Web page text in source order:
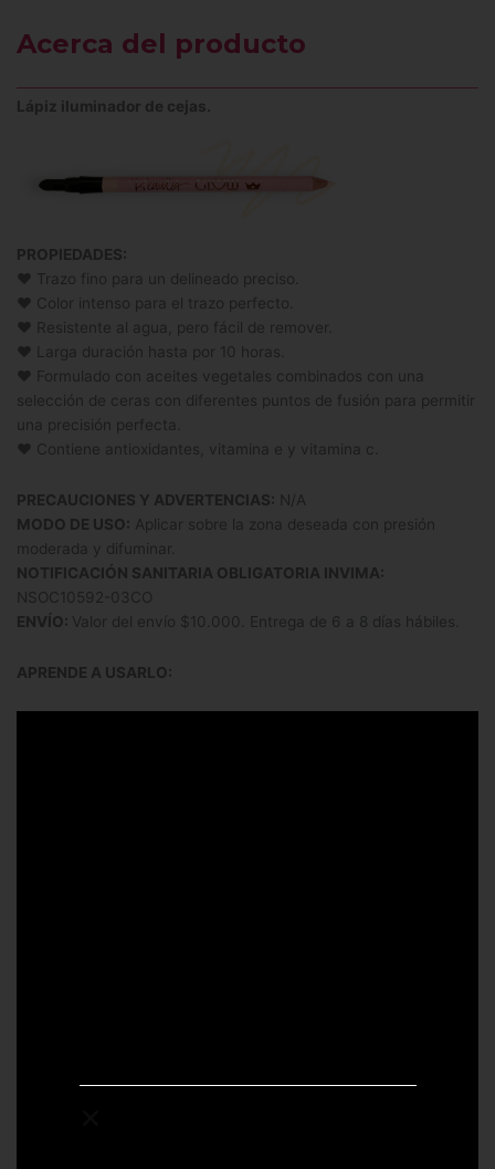
Acerca del producto
Lápiz iluminador de cejas.
PROPIEDADES:
♥ Trazo fino para un delineado preciso.
♥ Color intenso para el trazo perfecto.
♥ Resistente al agua, pero fácil de remover.
♥ Larga duración hasta por 10 horas.
♥ Formulado con aceites vegetales combinados con una
selección de ceras con diferentes puntos de fusión para permitir
una precisión perfecta.
♥ Contiene antioxidantes, vitamina e y vitamina c.
PRECAUCIONES Y ADVERTENCIAS: N/A
MODO DE USO: Aplicar sobre la zona deseada con presión
moderada y difuminar.
NOTIFICACIÓN SANITARIA OBLIGATORIA INVIMA:
NSOC10592-03CO
ENVÍO: Valor del envío $10.000. Entrega de 6 a 8 días hábiles.
APRENDE A USARLO: